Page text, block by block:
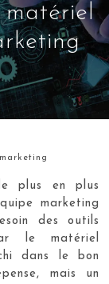
matériel
plus en plus
marketing
des outils
le matériel
dans le bon
mais un